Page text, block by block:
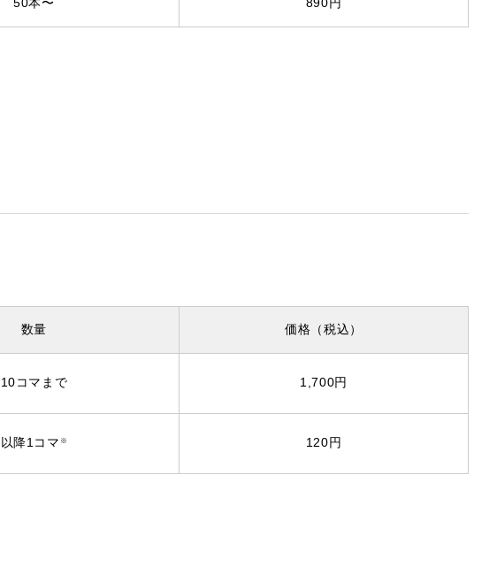
50本〜 890円
数量 価格 （税込）
10コマまで 1,700円
以降1コマ ※ 120円